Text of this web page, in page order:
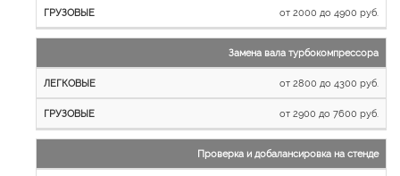
от 2000 до 4900 руб.
Замена вала турбокомпрессора
от 2800 до 4300 руб.
от 2900 до 7600 руб.
Проверка и добалансировка на стенде